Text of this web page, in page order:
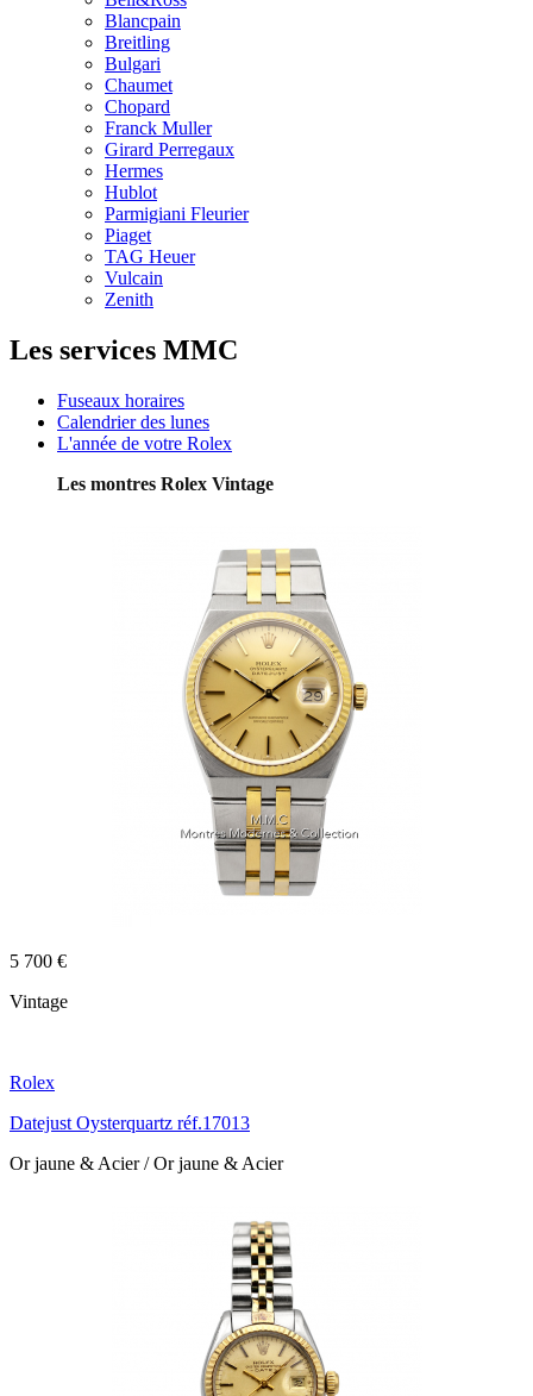
Blancpain
Breitling
Bulgari
Chaumet
Chopard
Franck Muller
Girard Perregaux
Hermes
Hublot
Parmigiani Fleurier
Piaget
TAG Heuer
Vulcain
Zenith
Les services MMC
Fuseaux horaires
Calendrier des lunes
L'année de votre Rolex
Les montres Rolex Vintage
5 700 €
Vintage
Rolex
Datejust Oysterquartz réf.17013
Or jaune & Acier / Or jaune & Acier